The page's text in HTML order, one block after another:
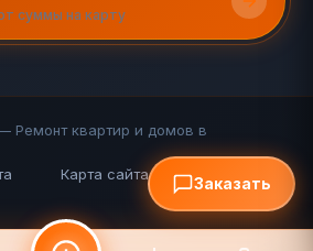
суммы на карту
Ремонт квартир и домов в
Карта сайта (110 стр.)
FAQ
Заказать